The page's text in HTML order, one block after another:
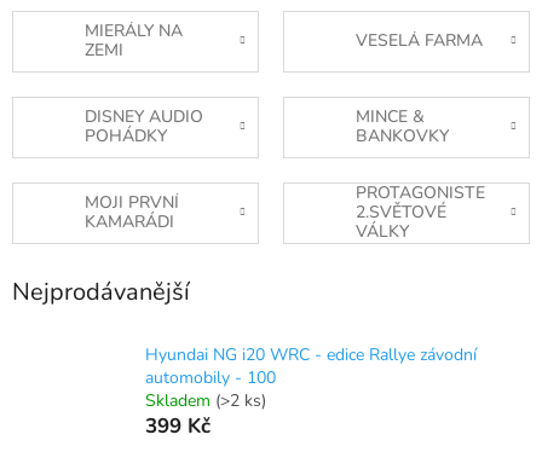
MIERÁLY NA
ZEMI
VESELÁ FARMA
DISNEY AUDIO
POHÁDKY
MINCE &
BANKOVKY
MOJI PRVNÍ
KAMARÁDI
PROTAGONISTE
2.SVĚTOVÉ
VÁLKY
Nejprodávanější
Hyundai NG i20 WRC - edice Rallye závodní
automobily - 100
Skladem (>2 ks)
399 Kč